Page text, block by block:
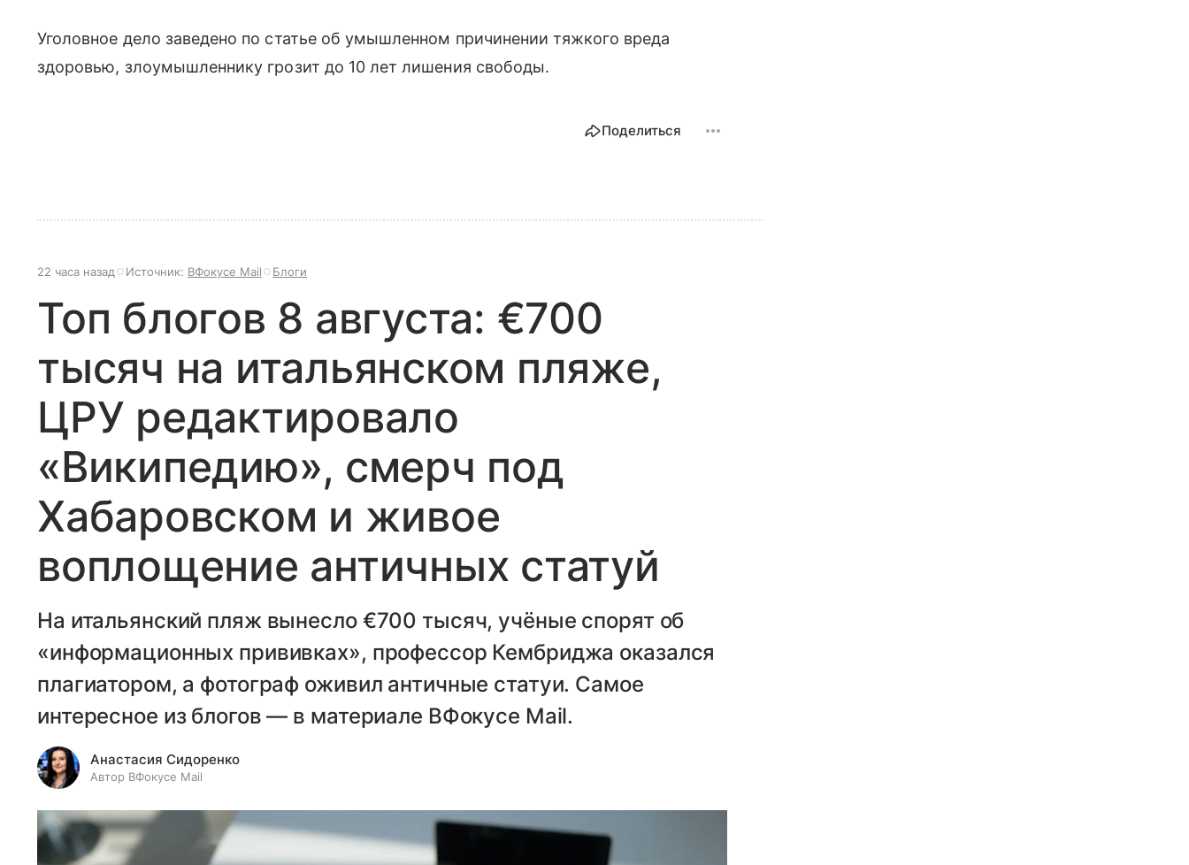
Уголовное дело заведено по статье об умышленном причинении тяжкого вреда
здоровью, злоумышленнику грозит до 10 лет лишения свободы.
Поделиться
22 часа назад Источник: ВФокусе Mail Блоги
Топ блогов 8 августа: €700
тысяч на итальянском пляже,
ЦРУ редактировало
«Википедию», смерч под
Хабаровском и живое
воплощение античных статуй
На итальянский пляж вынесло €700 тысяч, учёные спорят об
«информационных прививках», профессор Кембриджа оказался
плагиатором, а фотограф оживил античные статуи. Самое
интересное из блогов — в материале ВФокусе Mail.
Анастасия Сидоренко
Автор ВФокусе Mail